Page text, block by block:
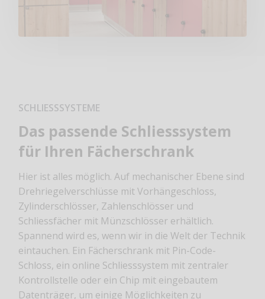
SCHLIESSSYSTEME
Das passende Schliesssystem
für Ihren Fächerschrank
Hier ist alles möglich. Auf mechanischer Ebene sind
Drehriegelverschlüsse mit Vorhängeschloss,
Zylinderschlösser, Zahlenschlösser und
Schliessfächer mit Münzschlösser erhältlich.
Spannend wird es, wenn wir in die Welt der Technik
eintauchen. Ein Fächerschrank mit Pin-Code-
Schloss, ein online Schliesssystem mit zentraler
Kontrollstelle oder ein Chip mit eingebautem
Datenträger, um einige Möglichkeiten zu